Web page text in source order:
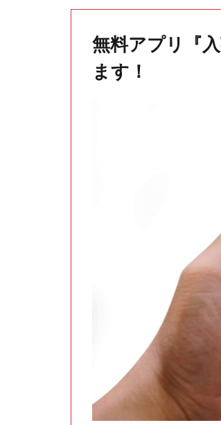
無料アプリ『
ます！